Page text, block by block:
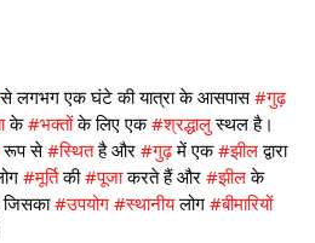
लगभग एक घंटे की यात्रा के आसपास #गुढ़
के #भक्तों के लिए एक #श्रद्धालु स्थल है।
रूप से #स्थित है और #गुढ़ में एक #झील द्वारा
#मूर्ति की #पूजा करते हैं और #झील
के
जिसका #उपयोग #स्थानीय लोग #बीमारियों